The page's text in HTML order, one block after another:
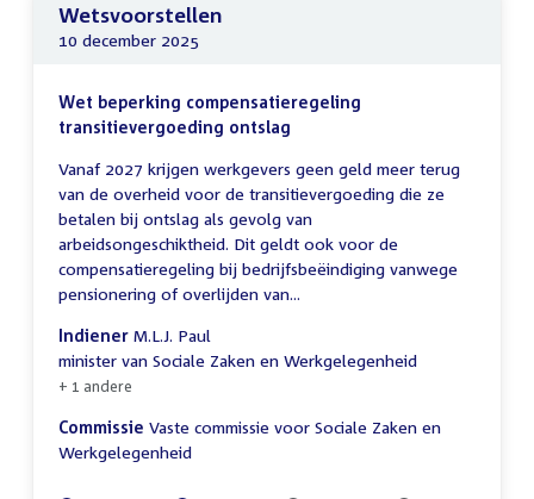
Wetsvoorstellen
10 december 2025
Wet beperking compensatieregeling
transitievergoeding ontslag
Vanaf 2027 krijgen werkgevers geen geld meer terug
van de overheid voor de transitievergoeding die ze
betalen bij ontslag als gevolg van
arbeidsongeschiktheid. Dit geldt ook voor de
compensatieregeling bij bedrijfsbeëindiging vanwege
pensionering of overlijden van...
Indiener M.L.J. Paul
minister van Sociale Zaken en Werkgelegenheid
+ 1 andere
Commissie Vaste commissie voor Sociale Zaken en
Werkgelegenheid